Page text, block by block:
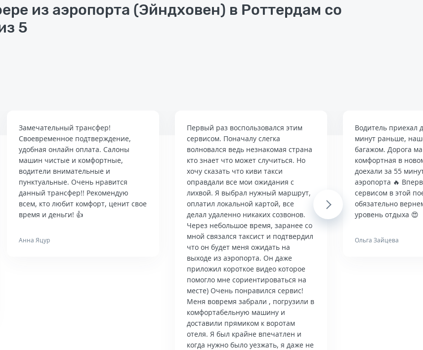
из аэропорта (Эйндховен) в Роттердам со
5
Замечательный трансфер!
Своевременное подтверждение,
удобная онлайн оплата. Салоны
машин чистые и комфортные,
водители внимательные и
пунктуальные. Очень нравится
данный трансфер!! Рекомендую
всем, кто любит комфорт, ценит свое
время и деньги! 👍
Анна Яцур
Первый раз воспользовался этим
сервисом. Поначалу слегка
волновался ведь незнакомая страна
кто знает что может случиться. Но
хочу сказать что киви такси
оправдали все мои ожидания с
лихвой. Я выбрал нужный маршрут,
оплатил локальной картой, все
делал удаленно никаких созвонов.
Через небольшое время, заранее со
мной связался таксист и подтвердил
что он будет меня ожидать на
выходе из аэропорта. Он даже
приложил короткое видео которое
помогло мне сориентироваться на
месте) Очень понравился сервис!
Меня вовремя забрали , погрузили в
комфортабельную машину и
доставили прямиком к воротам
отеля. Я был крайне впечатлен и
когда нужно было уезжать, я даже не
Водитель приехал
минут раньше,
багажом. Дорога
комфортная в
доехали за 55
аэропорта 🔥
сервисом в этой
обязательно
уровень отдыха 😍
Ольга Зайцева
Next